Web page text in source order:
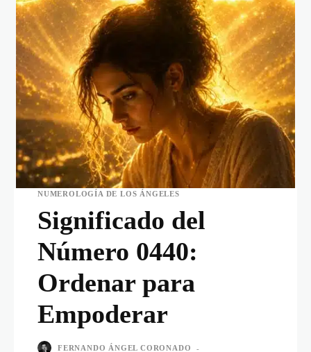
NUMEROLOGÍA DE LOS ÁNGELES
Significado del
Número 0440:
Ordenar para
Empoderar
FERNANDO ÁNGEL CORONADO -